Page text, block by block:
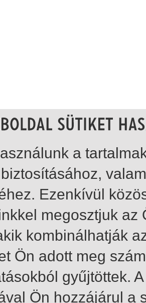
a
Ezenkívül
megosztjuk
kombinálhatják
Ön adott meg
gyűjtöttek.
Ön hozzájárul a